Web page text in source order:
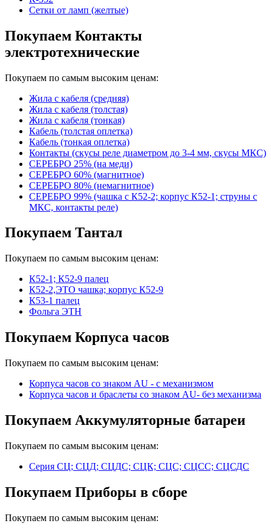
Сетки от ламп (желтые)
Покупаем Контакты
электротехнические
Покупаем по самым высоким ценам:
Жила с кабеля (средняя)
Жила с кабеля (толстая)
Жила с кабеля (тонкая)
Кабель (толстая оплетка)
Кабель (тонкая оплетка)
Контакты (скусы реле диаметром до 3-4 мм, скусы МКС)
СЕРЕБРО 25% (на меди)
СЕРЕБРО 60% (магнитное)
СЕРЕБРО 80% (немагнитное)
СЕРЕБРО 99% (чашка с К52-2; корпус К52-1; струны с
МКС, контакты реле)
Покупаем Тантал
Покупаем по самым высоким ценам:
К52-1; К52-9 палец
К52-2,ЭТО чашка; корпус К52-9
К53-1 палец
Фольга ЭТН
Покупаем Корпуса часов
Покупаем по самым высоким ценам:
Корпуса часов cо знаком AU - с механизмом
Корпуса часов и браслеты со знаком AU- без механизма
Покупаем Аккумуляторные батареи
Покупаем по самым высоким ценам:
Серия СЦ; СЦД; СЦДС; СЦК; СЦС; СЦСС; СЦСДС
Покупаем Приборы в сборе
Покупаем по самым высоким ценам: